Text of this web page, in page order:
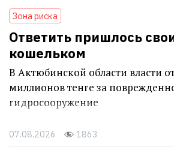
Зона риска
Ответить пришлось
кошельком
В Актюбинской области власти
миллионов тенге за
гидросооружение
07.08.2026 1863